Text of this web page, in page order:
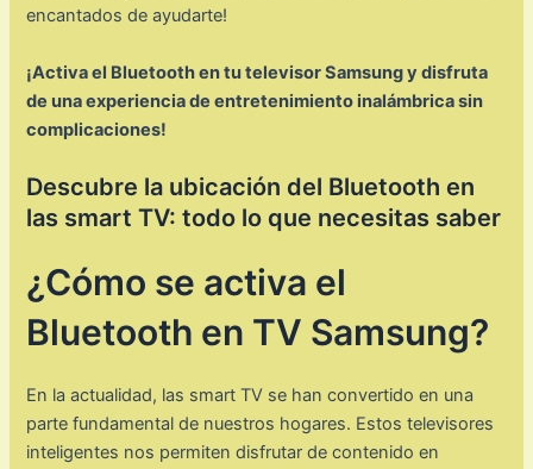
encantados de ayudarte!
¡Activa el Bluetooth en tu televisor Samsung y disfruta
de una experiencia de entretenimiento inalámbrica sin
complicaciones!
Descubre la ubicación del Bluetooth en
las smart TV: todo lo que necesitas saber
¿Cómo se activa el
Bluetooth en TV Samsung?
En la actualidad, las smart TV se han convertido en una
parte fundamental de nuestros hogares. Estos televisores
inteligentes nos permiten disfrutar de contenido en